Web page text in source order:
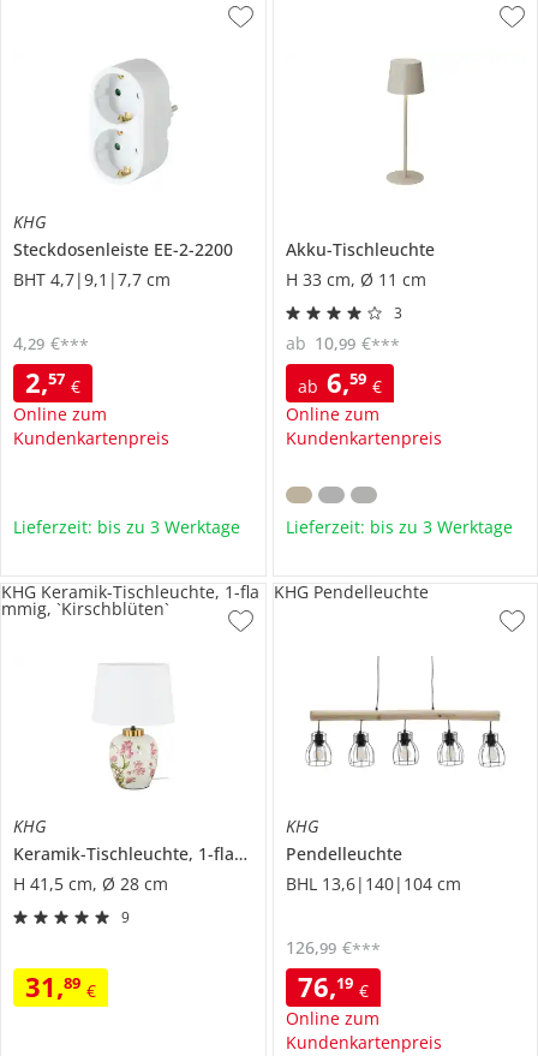
KHG
Steckdosenleiste EE-2-2200
BHT 4,7|9,1|7,7 cm
2,57 €
Online zum
Kundenkartenpreis
4,29 €***
Lieferzeit: bis zu 3 Werktage
Akku-Tischleuchte
H 33 cm, Ø 11 cm
3
ab 6,59 €
Online zum
Kundenkartenpreis
ab 10,99 €***
Lieferzeit: bis zu 3 Werktage
KHG
Keramik-Tischleuchte, 1-flammig, `Kirschblüten`
H 41,5 cm, Ø 28 cm
9
31,89 €
KHG Keramik-Tischleuchte, 1-fla
mmig, `Kirschblüten`
KHG
Pendelleuchte
BHL 13,6|140|104 cm
76,19 €
Online zum
Kundenkartenpreis
126,99 €***
KHG Pendelleuchte